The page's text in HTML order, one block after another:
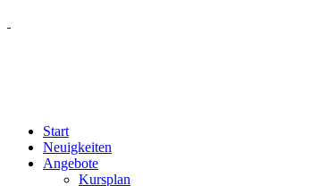
Start
Neuigkeiten
Angebote
Kursplan